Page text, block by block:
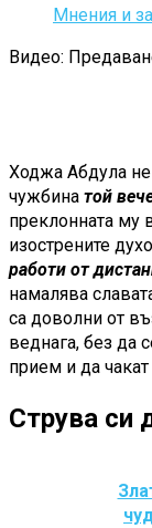
Мнения и
Видео:
Ходжа Абдула
чужбина той
преклонната му
изострените
работи от
намалява
са доволни от
веднага, без да
прием и да
Струва си